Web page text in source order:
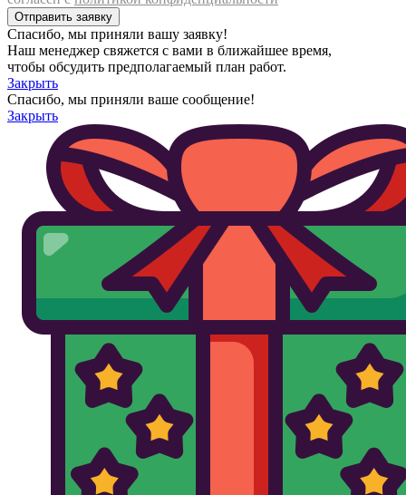
Спасибо, мы приняли вашу заявку!
Наш менеджер свяжется с вами в ближайшее время,
чтобы обсудить предполагаемый план работ.
Закрыть
Спасибо, мы приняли ваше сообщение!
Закрыть